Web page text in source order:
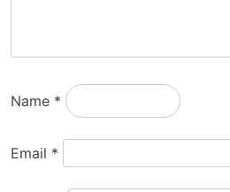
Name *
Email *